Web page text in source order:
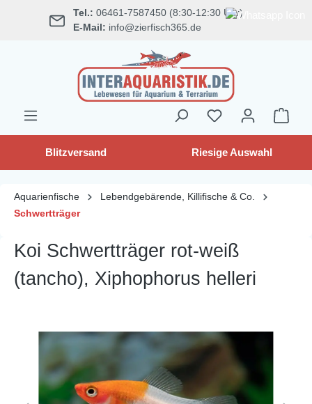
springen Tel.: 06461-7587450 (8:30-12:30 Uhr)
E-Mail: info@zierfisch365.de
Blitzversand Riesige Auswahl
Aquarienfische
Lebendgebärende, Killifische & Co.
Schwertträger
Koi Schwertträger rot-weiß
(tancho), Xiphophorus helleri
Bildergalerie überspringen